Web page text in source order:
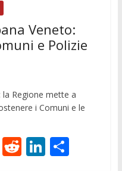
Veneto:
e Polizie
la Regione mette a
i Comuni e le
R Li C